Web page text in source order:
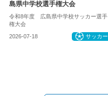
島県中学校選手権大会
令和8年度 広島県中学校サッカー選手
権大会
2026-07-18 サッカー